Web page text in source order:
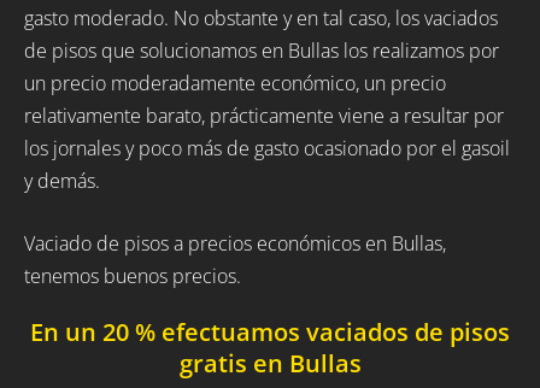
gasto moderado. No obstante y en tal caso, los vaciados
de pisos que solucionamos en Bullas los realizamos por
un precio moderadamente económico, un precio
relativamente barato, prácticamente viene a resultar por
los jornales y poco más de gasto ocasionado por el gasoil
y demás.
Vaciado de pisos a precios económicos en Bullas,
tenemos buenos precios.
En un 20 % efectuamos vaciados de pisos
gratis en Bullas